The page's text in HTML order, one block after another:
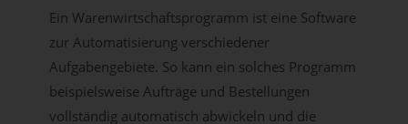
Ein Warenwirtschaftsprogramm ist eine Software
zur Automatisierung verschiedener
Aufgabengebiete. So kann ein solches Programm
beispielsweise Aufträge und Bestellungen
vollständig automatisch abwickeln und die